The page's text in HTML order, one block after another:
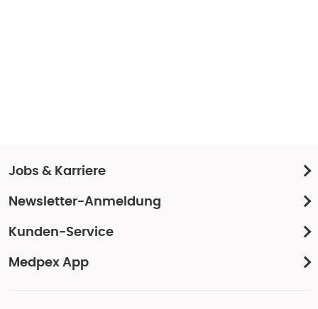
Jobs & Karriere
Newsletter-Anmeldung
Kunden-Service
Medpex App